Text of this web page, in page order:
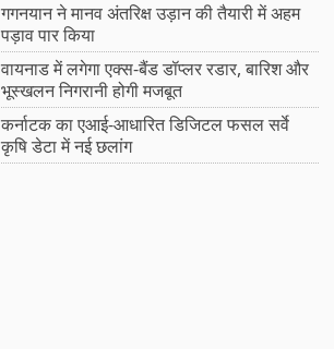
गगनयान ने मानव अंतरिक्ष उड़ान की तैयारी में अहम
पड़ाव पार किया
वायनाड में लगेगा एक्स-बैंड डॉप्लर रडार, बारिश और
भूस्खलन निगरानी होगी मजबूत
कर्नाटक का एआई-आधारित डिजिटल फसल सर्वे
कृषि डेटा में नई छलांग